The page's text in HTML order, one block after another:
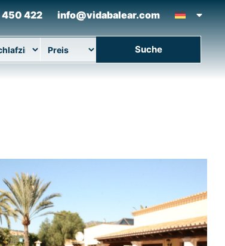
450 422 info@vidabalear.com
Maximaler Preis Suche